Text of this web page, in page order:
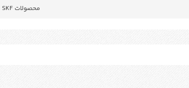
محصولات SKF